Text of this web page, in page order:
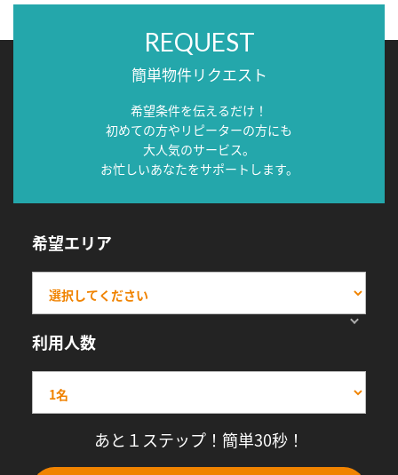
REQUEST
簡単物件リクエスト
希望条件を伝えるだけ！
初めての方やリピーターの方にも
大人気のサービス。
お忙しいあなたをサポートします。
希望エリア
利用人数
あと１ステップ！簡単30秒！